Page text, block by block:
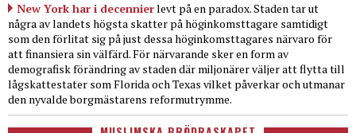
New York har i decennierlevt på en paradox. Staden tar ut
några av landets högsta skatter på höginkomsttagare samtidigt
som den förlitat sig på just dessa höginkomsttagares närvaro för
att finansiera sin välfärd. För närvarande sker en form av
demografisk förändring av staden där miljonärer väljer att flytta till
lågskattestater som Florida och Texas vilket påverkar och utmanar
den nyvalde borgmästarens reformutrymme.